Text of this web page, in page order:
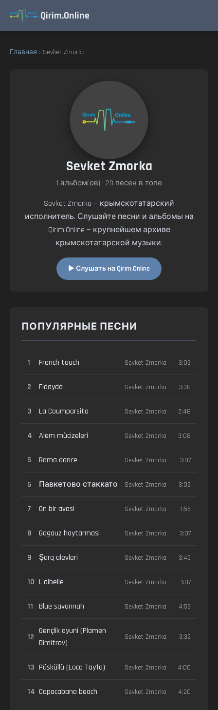
Qirim.Online
Главная › Sevket Zmorka
Sevket Zmorka
1 альбом(ов) • 20 песен в топе
Sevket Zmorka — крымскотатарский
исполнитель. Слушайте песни и альбомы на
Qirim.Online — крупнейшем архиве
крымскотатарской музыки.
▶ Слушать на Qirim.Online
ПОПУЛЯРНЫЕ ПЕСНИ
1 French touch Sevket Zmorka 3:03
2 Fidayda Sevket Zmorka 3:38
3 La Coumparsita Sevket Zmorka 2:46
4 Alem mücizeleri Sevket Zmorka 3:08
5 Roma dance Sevket Zmorka 3:07
6 Павкетово стаккато Sevket Zmorka 3:02
7 On bir avasi Sevket Zmorka 1:55
8 Gagauz haytarmasi Sevket Zmorka 3:07
9 Şarq alevleri Sevket Zmorka 3:45
10 L'aibelle Sevket Zmorka 1:07
11 Blue savannah Sevket Zmorka 4:53
12
Gençlik oyuni (Plamen
Dimitrov)
Sevket Zmorka 3:32
13 Püsküllü (Laco Tayfa) Sevket Zmorka 4:00
14 Copacabana beach Sevket Zmorka 4:20